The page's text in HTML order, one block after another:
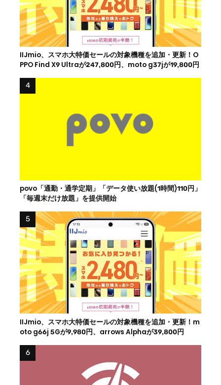
IIJmio、スマホ大特価セールの対象機種を追加・更新！O
PPO Find X9 Ultraが247,800円、moto g37jが19,800円
povo「通勤・通学定期」「データ使い放題(1時間)110円」
「毎週末だけ放題」を提供開始
IIJmio、スマホ大特価セールの対象機種を追加・更新！m
oto g66j 5Gが9,980円、arrows Alphaが39,800円